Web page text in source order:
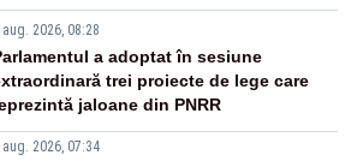
aug. 2026, 08:28
a adoptat în sesiune
trei proiecte de lege care
jaloane din PNRR
aug. 2026, 07:34